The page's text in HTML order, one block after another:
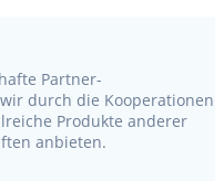
Partner-
durch die Kooperationen
Produkte anderer
anbieten.